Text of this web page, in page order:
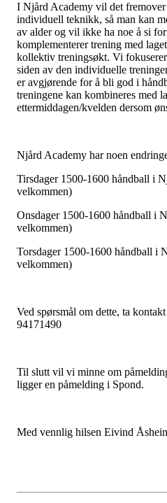
I Njård Academy vil det
individuell teknikk, så man kan
av alder og vil ikke ha noe å si
komplementerer trening med
kollektiv treningsøkt. Vi
siden av den individuelle
er avgjørende for å bli god i
treningene kan kombineres med
ettermiddagen/kvelden dersom
Njård Academy har noen
Tirsdager 1500-1600 håndball i
velkommen)
Onsdager 1500-1600 håndball i
velkommen)
Torsdager 1500-1600 håndball i
velkommen)
Ved spørsmål om dette, ta
94171490
Til slutt vil vi minne om
ligger en påmelding i Spond.
Med vennlig hilsen Eivind